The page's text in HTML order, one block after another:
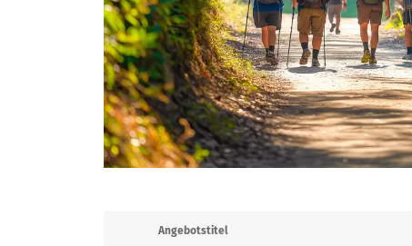
Angebotstitel